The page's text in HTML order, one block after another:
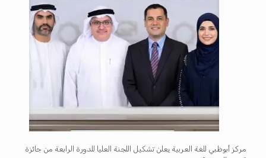
مركز أبوظبي للغة العربية يعلن تشكيل اللجنة العليا للدورة الرابعة من جائزة